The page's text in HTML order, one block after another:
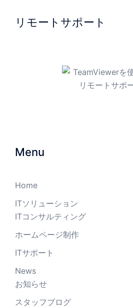
リモートサポート
Menu
Home
ITソリューション
ITコンサルティング
ホームページ制作
ITサポート
News
お知らせ
スタッフブログ